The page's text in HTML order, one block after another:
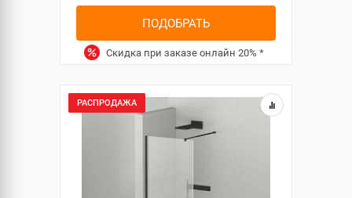
ПОДОБРАТЬ
Скидка при заказе онлайн 20% *
РАСПРОДАЖА